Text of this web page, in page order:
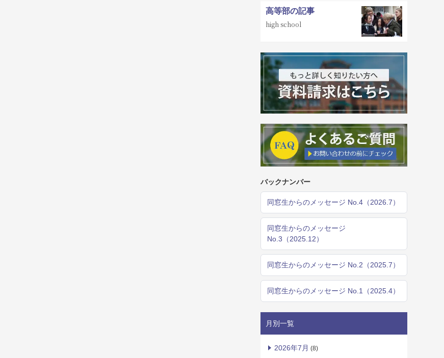
高等部の記事
high school
バックナンバー
同窓生からのメッセージ No.4（2026.7）
同窓生からのメッセージ
No.3（2025.12）
同窓生からのメッセージ No.2（2025.7）
同窓生からのメッセージ No.1（2025.4）
月別一覧
2026年7月 (8)